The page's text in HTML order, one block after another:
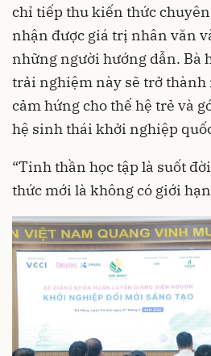
chỉ tiếp thu kiến thức
nhận được giá trị nhân văn
những người hướng dẫn. Bà
trải nghiệm này sẽ trở
cảm hứng cho thế hệ trẻ và
hệ sinh thái khởi nghiệp
“Tinh thần học tập là suốt
thức mới là không có giới